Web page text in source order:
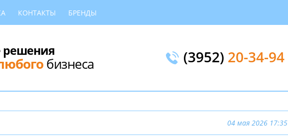
КОНТАКТЫ БРЕНДЫ
решения
бизнеса (3952) 20-34-94
04 мая 2026 17:35